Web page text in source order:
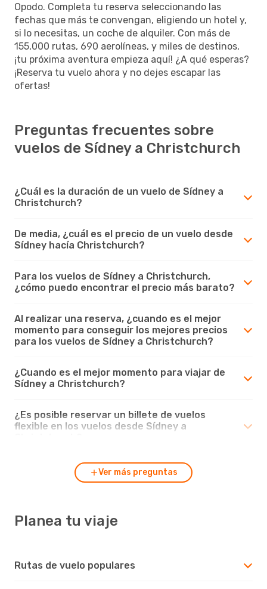
Opodo. Completa tu reserva seleccionando las
fechas que más te convengan, eligiendo un hotel y,
si lo necesitas, un coche de alquiler. Con más de
155,000 rutas, 690 aerolíneas, y miles de destinos,
¡tu próxima aventura empieza aquí! ¿A qué esperas?
¡Reserva tu vuelo ahora y no dejes escapar las
ofertas!
Preguntas frecuentes sobre
vuelos de Sídney a Christchurch
¿Cuál es la duración de un vuelo de Sídney a
Christchurch?
De media, ¿cuál es el precio de un vuelo desde
Sídney hacía Christchurch?
Para los vuelos de Sídney a Christchurch,
¿cómo puedo encontrar el precio más barato?
Al realizar una reserva, ¿cuando es el mejor
momento para conseguir los mejores precios
para los vuelos de Sídney a Christchurch?
¿Cuando es el mejor momento para viajar de
Sídney a Christchurch?
¿Es posible reservar un billete de vuelos
flexible en los vuelos desde Sídney a
Ver más preguntas
Planea tu viaje
Rutas de vuelo populares